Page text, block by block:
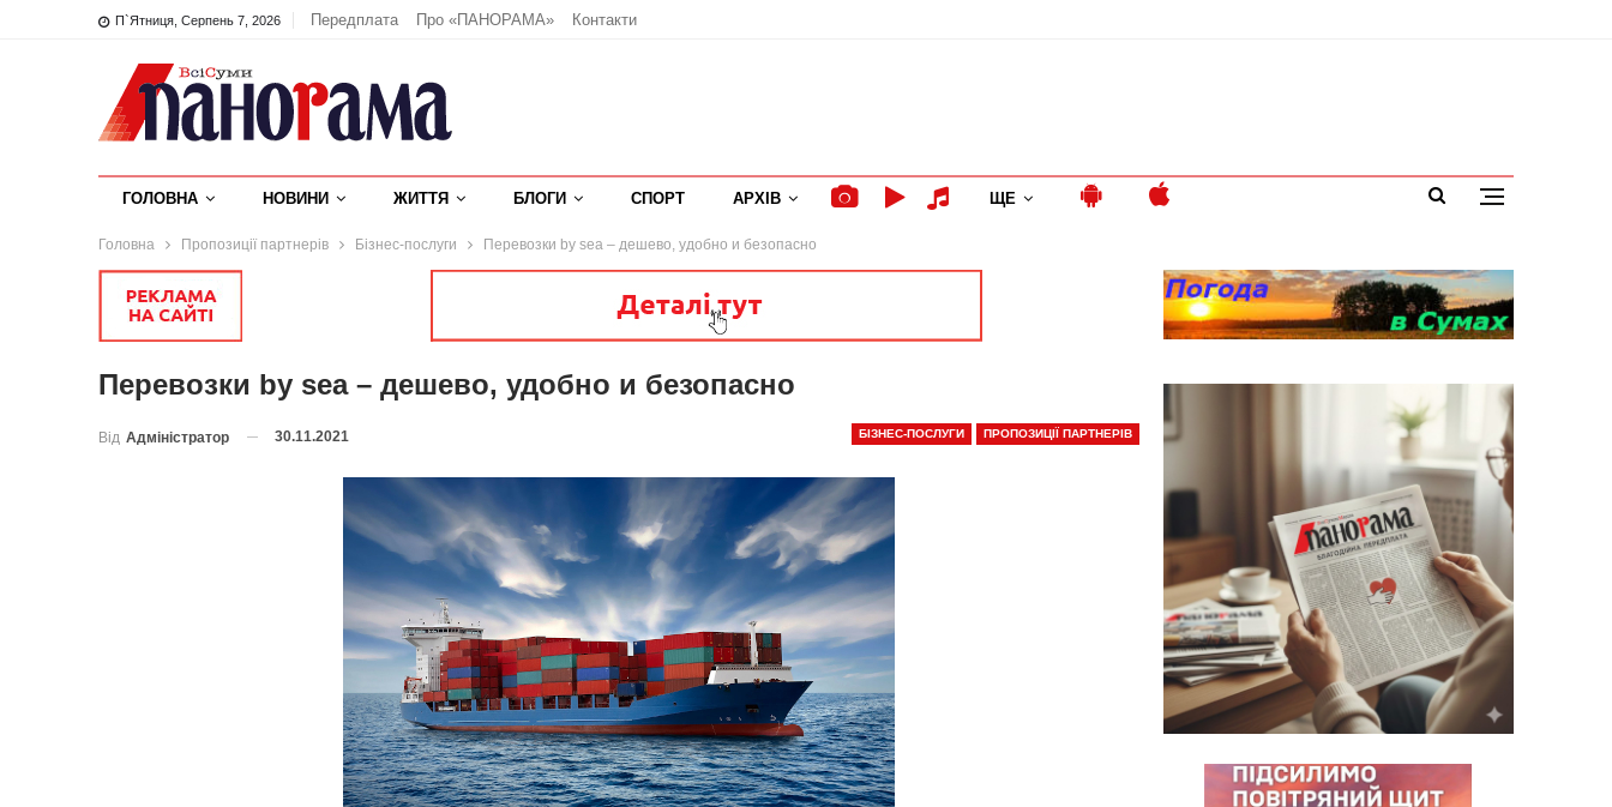
П`ятниця, Серпень 7, 2026 Передплата Про «ПАНОРАМА» Контакти
ГОЛОВНА НОВИНИ ЖИТТЯ БЛОГИ СПОРТ АРХІВ ЩЕ
Головна Пропозиції партнерів Бізнес-послуги Перевозки by sea – дешево, удобно и безопасно
Перевозки by sea – дешево, удобно и безопасно
БІЗНЕС-ПОСЛУГИ ПРОПОЗИЦІЇ ПАРТНЕРІВ
Від Адміністратор 30.11.2021